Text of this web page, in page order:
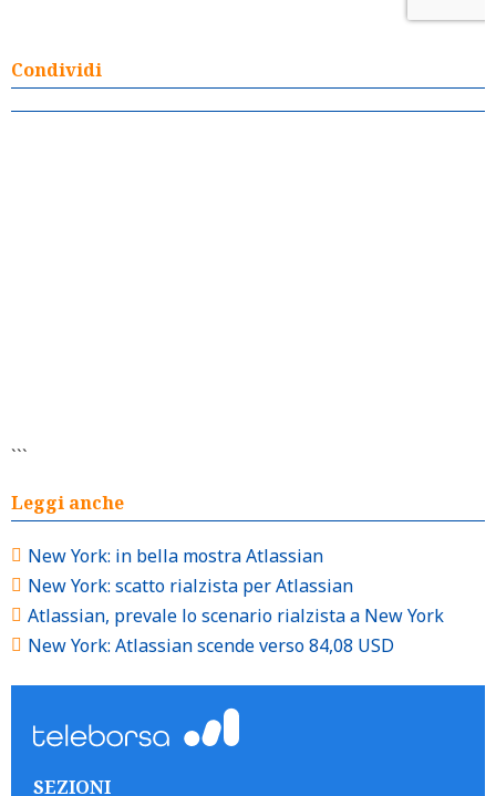
Condividi
```
Leggi anche
New York: in bella mostra Atlassian
New York: scatto rialzista per Atlassian
Atlassian, prevale lo scenario rialzista a New York
New York: Atlassian scende verso 84,08 USD
SEZIONI